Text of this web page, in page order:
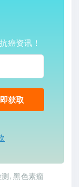
癌资讯！
黑色素瘤